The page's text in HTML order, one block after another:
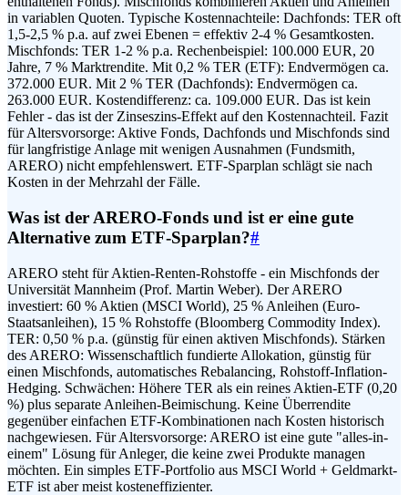
in variablen Quoten. Typische Kostennachteile: Dachfonds: TER oft
1,5-2,5 % p.a. auf zwei Ebenen = effektiv 2-4 % Gesamtkosten.
Mischfonds: TER 1-2 % p.a. Rechenbeispiel: 100.000 EUR, 20
Jahre, 7 % Marktrendite. Mit 0,2 % TER (ETF): Endvermögen ca.
372.000 EUR. Mit 2 % TER (Dachfonds): Endvermögen ca.
263.000 EUR. Kostendifferenz: ca. 109.000 EUR. Das ist kein
Fehler - das ist der Zinseszins-Effekt auf den Kostennachteil. Fazit
für Altersvorsorge: Aktive Fonds, Dachfonds und Mischfonds sind
für langfristige Anlage mit wenigen Ausnahmen (Fundsmith,
ARERO) nicht empfehlenswert. ETF-Sparplan schlägt sie nach
Kosten in der Mehrzahl der Fälle.
Was ist der ARERO-Fonds und ist er eine gute
Alternative zum ETF-Sparplan?#
ARERO steht für Aktien-Renten-Rohstoffe - ein Mischfonds der
Universität Mannheim (Prof. Martin Weber). Der ARERO
investiert: 60 % Aktien (MSCI World), 25 % Anleihen (Euro-
Staatsanleihen), 15 % Rohstoffe (Bloomberg Commodity Index).
TER: 0,50 % p.a. (günstig für einen aktiven Mischfonds). Stärken
des ARERO: Wissenschaftlich fundierte Allokation, günstig für
einen Mischfonds, automatisches Rebalancing, Rohstoff-Inflation-
Hedging. Schwächen: Höhere TER als ein reines Aktien-ETF (0,20
%) plus separate Anleihen-Beimischung. Keine Überrendite
gegenüber einfachen ETF-Kombinationen nach Kosten historisch
nachgewiesen. Für Altersvorsorge: ARERO ist eine gute "alles-in-
einem" Lösung für Anleger, die keine zwei Produkte managen
möchten. Ein simples ETF-Portfolio aus MSCI World + Geldmarkt-
ETF ist aber meist kosteneffizienter.